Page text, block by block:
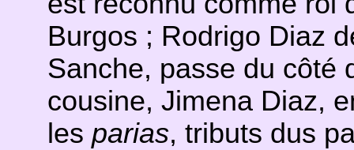
Burgos ; Rodrigo Diaz
Sanche, passe du côté
cousine, Jimena Diaz,
les parias, tributs dus